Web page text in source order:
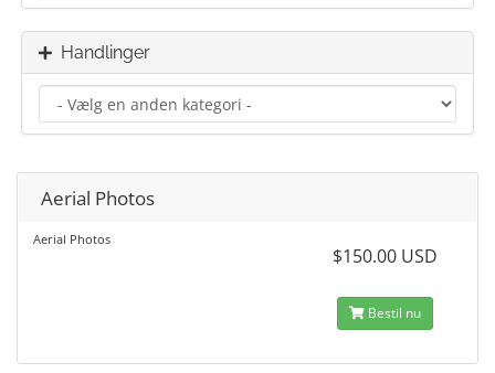
Handlinger
Aerial Photos
Aerial Photos
$150.00 USD
Bestil nu